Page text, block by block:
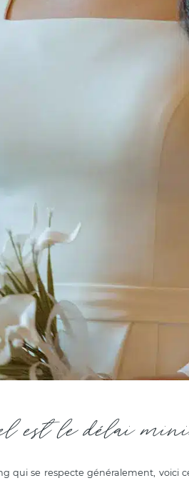
est le délai
qui se respecte généralement, voici